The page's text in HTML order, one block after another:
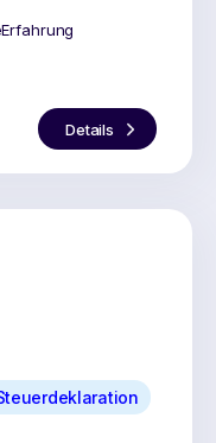
Erfahrung
Details